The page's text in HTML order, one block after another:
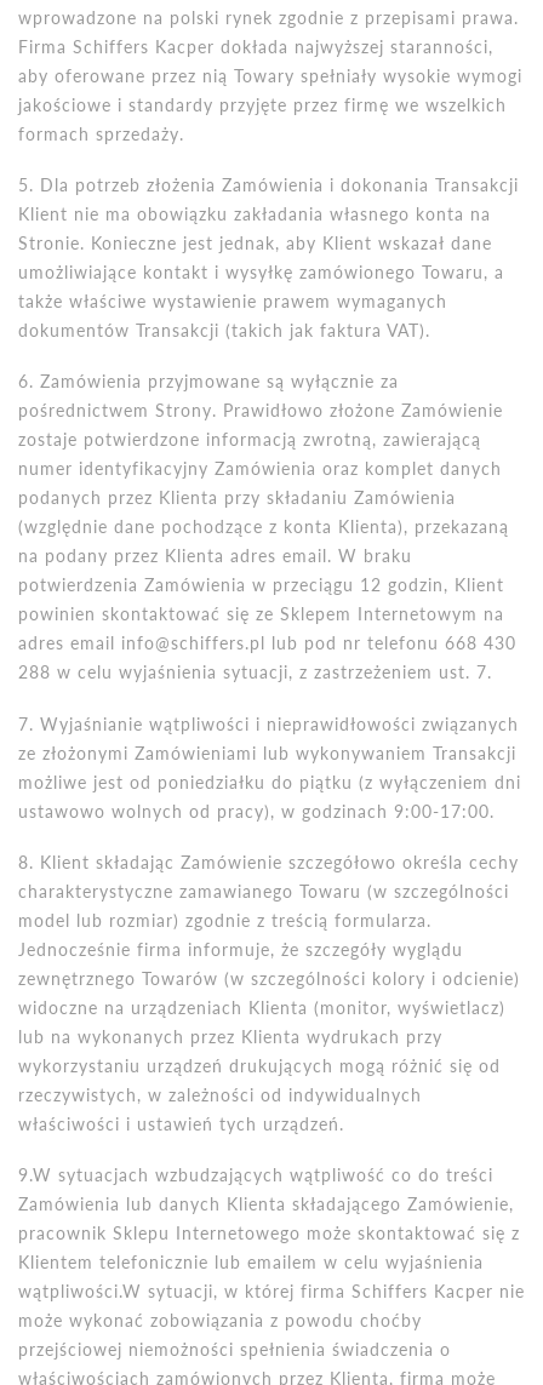
wprowadzone na polski rynek zgodnie z przepisami prawa.
Firma Schiffers Kacper dokłada najwyższej staranności,
aby oferowane przez nią Towary spełniały wysokie wymogi
jakościowe i standardy przyjęte przez firmę we wszelkich
formach sprzedaży.
5. Dla potrzeb złożenia Zamówienia i dokonania Transakcji
Klient nie ma obowiązku zakładania własnego konta na
Stronie. Konieczne jest jednak, aby Klient wskazał dane
umożliwiające kontakt i wysyłkę zamówionego Towaru, a
także właściwe wystawienie prawem wymaganych
dokumentów Transakcji (takich jak faktura VAT).
6. Zamówienia przyjmowane są wyłącznie za
pośrednictwem Strony. Prawidłowo złożone Zamówienie
zostaje potwierdzone informacją zwrotną, zawierającą
numer identyfikacyjny Zamówienia oraz komplet danych
podanych przez Klienta przy składaniu Zamówienia
(względnie dane pochodzące z konta Klienta), przekazaną
na podany przez Klienta adres email. W braku
potwierdzenia Zamówienia w przeciągu 12 godzin, Klient
powinien skontaktować się ze Sklepem Internetowym na
adres email info@schiffers.pl lub pod nr telefonu 668 430
288 w celu wyjaśnienia sytuacji, z zastrzeżeniem ust. 7.
7. Wyjaśnianie wątpliwości i nieprawidłowości związanych
ze złożonymi Zamówieniami lub wykonywaniem Transakcji
możliwe jest od poniedziałku do piątku (z wyłączeniem dni
ustawowo wolnych od pracy), w godzinach 9:00-17:00.
8. Klient składając Zamówienie szczegółowo określa cechy
charakterystyczne zamawianego Towaru (w szczególności
model lub rozmiar) zgodnie z treścią formularza.
Jednocześnie firma informuje, że szczegóły wyglądu
zewnętrznego Towarów (w szczególności kolory i odcienie)
widoczne na urządzeniach Klienta (monitor, wyświetlacz)
lub na wykonanych przez Klienta wydrukach przy
wykorzystaniu urządzeń drukujących mogą różnić się od
rzeczywistych, w zależności od indywidualnych
właściwości i ustawień tych urządzeń.
9.W sytuacjach wzbudzających wątpliwość co do treści
Zamówienia lub danych Klienta składającego Zamówienie,
pracownik Sklepu Internetowego może skontaktować się z
Klientem telefonicznie lub emailem w celu wyjaśnienia
wątpliwości.W sytuacji, w której firma Schiffers Kacper nie
może wykonać zobowiązania z powodu choćby
przejściowej niemożności spełnienia świadczenia o
właściwościach zamówionych przez Klienta, firma może